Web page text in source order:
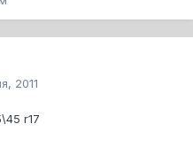
2011
r17